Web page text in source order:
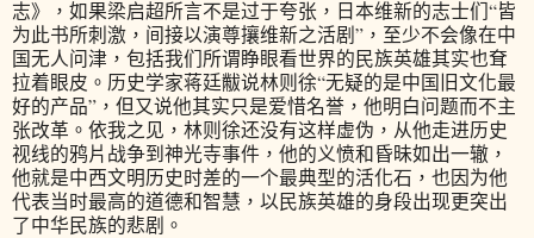
志》，如果梁启超所言不是过于夸张，日本维新的志士们“皆
为此书所刺激，间接以演尊攘维新之活剧”，至少不会像在中
国无人问津，包括我们所谓睁眼看世界的民族英雄其实也耷
拉着眼皮。历史学家蒋廷黻说林则徐“无疑的是中国旧文化最
好的产品”，但又说他其实只是爱惜名誉，他明白问题而不主
张改革。依我之见，林则徐还没有这样虚伪，从他走进历史
视线的鸦片战争到神光寺事件，他的义愤和昏昧如出一辙，
他就是中西文明历史时差的一个最典型的活化石，也因为他
代表当时最高的道德和智慧，以民族英雄的身段出现更突出
了中华民族的悲剧。